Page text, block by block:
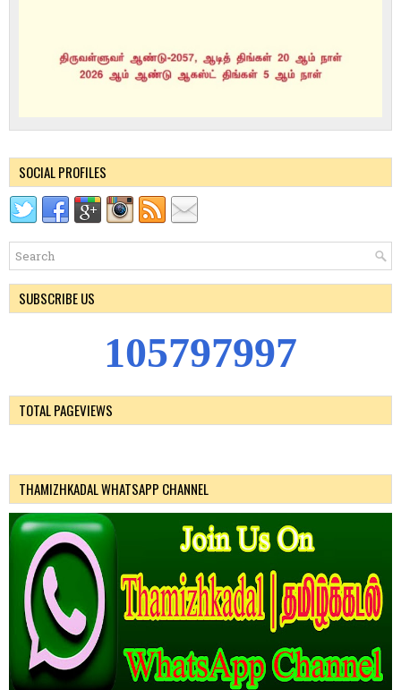
SOCIAL PROFILES
SUBSCRIBE US
105797997
TOTAL PAGEVIEWS
THAMIZHKADAL WHATSAPP CHANNEL